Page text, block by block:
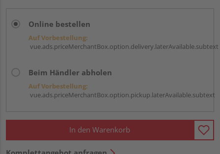
Online bestellen
Auf Vorbestellung:
vue.ads.priceMerchantBox.option.delivery.laterAvailable.subtext
Beim Händler abholen
Auf Vorbestellung:
vue.ads.priceMerchantBox.option.pickup.laterAvailable.subtext
In den Warenkorb